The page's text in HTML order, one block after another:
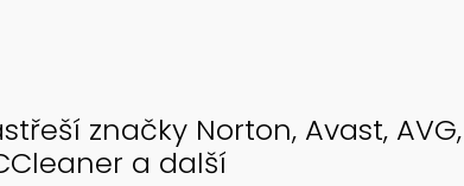
značky Norton, Avast,
a další